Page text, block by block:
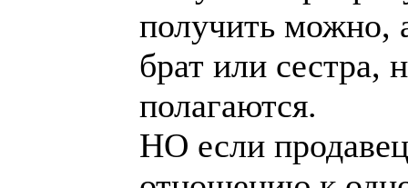
получить можно,
брат или сестра,
полагаются.
НО если